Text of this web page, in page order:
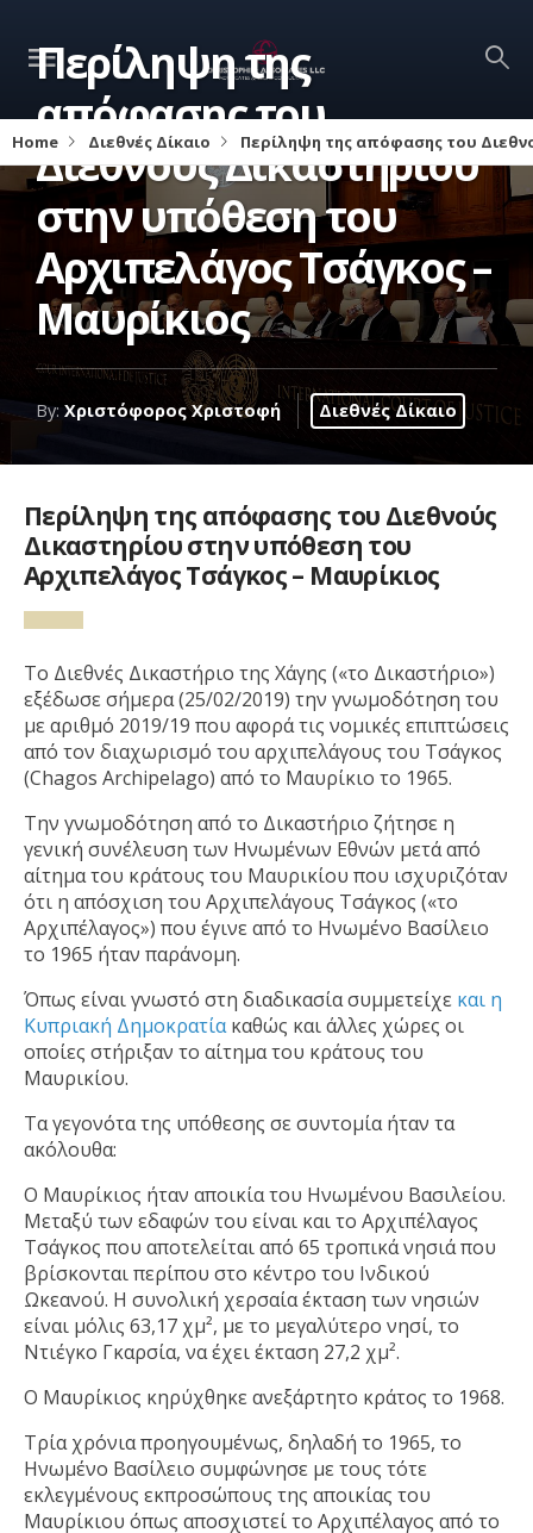
Home Διεθνές Δίκαιο Περίληψη της απόφασης του
Περίληψη της
απόφασης του
Διεθνούς Δικαστηρίου
στην υπόθεση του
Αρχιπελάγος Τσάγκος –
Μαυρίκιος
By: Χριστόφορος Χριστοφή Διεθνές Δίκαιο
Περίληψη της απόφασης του Διεθνούς
Δικαστηρίου στην υπόθεση του
Αρχιπελάγος Τσάγκος – Μαυρίκιος
To Διεθνές Δικαστήριο της Χάγης («το Δικαστήριο»)
εξέδωσε σήμερα (25/02/2019) την γνωμοδότηση του
με αριθμό 2019/19 που αφορά τις νομικές επιπτώσεις
από τον διαχωρισμό του αρχιπελάγους του Τσάγκος
(Chagos Archipelago) από το Μαυρίκιο το 1965.
Την γνωμοδότηση από το Δικαστήριο ζήτησε η
γενική συνέλευση των Ηνωμένων Εθνών μετά από
αίτημα του κράτους του Μαυρικίου που ισχυριζόταν
ότι η απόσχιση του Αρχιπελάγους Τσάγκος («το
Αρχιπέλαγος») που έγινε από το Ηνωμένο Βασίλειο
το 1965 ήταν παράνομη.
Όπως είναι γνωστό στη διαδικασία συμμετείχε και η
Κυπριακή Δημοκρατίακαθώς και άλλες χώρες οι
οποίες στήριξαν το αίτημα του κράτους του
Μαυρικίου.
Τα γεγονότα της υπόθεσης σε συντομία ήταν τα
ακόλουθα:
Ο Μαυρίκιος ήταν αποικία του Ηνωμένου Βασιλείου.
Μεταξύ των εδαφών του είναι και το Αρχιπέλαγος
Τσάγκος που αποτελείται από 65 τροπικά νησιά που
βρίσκονται περίπου στο κέντρο του Ινδικού
Ωκεανού. Η συνολική χερσαία έκταση των νησιών
είναι μόλις 63,17 χμ², με το μεγαλύτερο νησί, το
Ντιέγκο Γκαρσία, να έχει έκταση 27,2 χμ².
Ο Μαυρίκιος κηρύχθηκε ανεξάρτητο κράτος το 1968.
Τρία χρόνια προηγουμένως, δηλαδή το 1965, το
Ηνωμένο Βασίλειο συμφώνησε με τους τότε
εκλεγμένους εκπροσώπους της αποικίας του
Μαυρίκιου όπως αποσχιστεί το Αρχιπέλαγος από το